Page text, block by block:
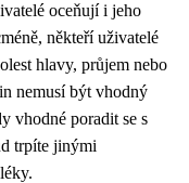
oceňují i jeho
někteří uživatelé
hlavy, průjem nebo
nemusí být vhodný
vhodné poradit se s
trpíte jinými